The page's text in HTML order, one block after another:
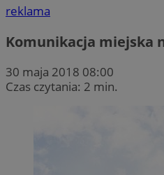
reklama
Komunikacja miejska
30 maja 2018 08:00
Czas czytania: 2 min.